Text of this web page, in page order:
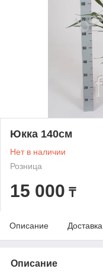
Юкка 140см
Нет в наличии
Розница
15 000 ₸
Описание Доставка
Описание